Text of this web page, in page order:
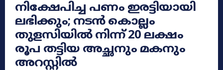
നിക്ഷേപിച്ച പണം ഇരട്ടിയായി
ലഭിക്കും; നടൻ കൊല്ലം
തുളസിയിൽ നിന്ന് 20 ലക്ഷം
രൂപ തട്ടിയ അച്ഛനും മകനും
അറസ്റ്റിൽ